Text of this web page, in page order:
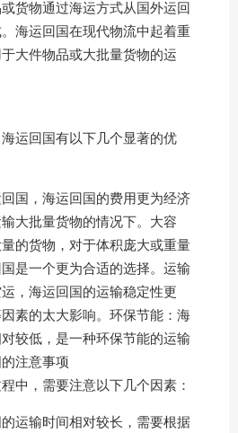
货物通过海运方式从国外运回
海运回国在现代物流中起着重
大件物品或大批量货物的运
运回国有以下几个显著的优
国，海运回国的费用更为经济
大批量货物的情况下。大容
的货物，对于体积庞大或重量
是一个更为合适的选择。运输
，海运回国的运输稳定性更
素的太大影响。环保节能：海
较低，是一种环保节能的运输
注意事项
中，需要注意以下几个因素：
运输时间相对较长，需要根据